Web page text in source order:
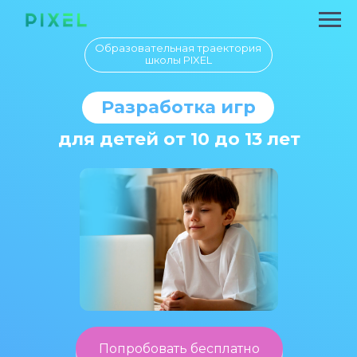
Попробовать бесплатно
Образовательная траектория
школы PIXEL
Разработка игр
для детей от 10 до 13 лет